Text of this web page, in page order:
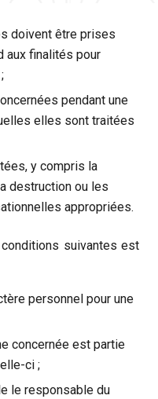
doivent être prises
aux finalités pour
pendant une
elles sont traitées
y compris la
destruction ou les
appropriées.
suivantes est
personnel pour une
concernée est partie
ci ;
le responsable du